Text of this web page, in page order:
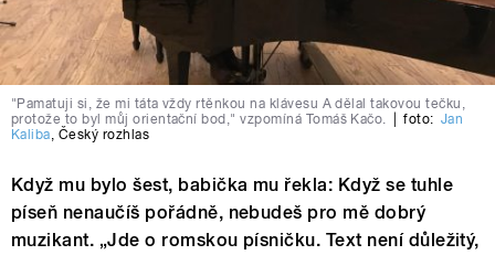
"Pamatuji si, že mi táta vždy rtěnkou na klávesu A dělal takovou tečku,
protože to byl můj orientační bod," vzpomíná Tomáš Kačo.
foto: Jan
Kaliba Český rozhlas
Když mu bylo šest, babička mu řekla: Když se tuhle
píseň nenaučíš pořádně, nebudeš pro mě dobrý
muzikant. „Jde o romskou písničku. Text není důležitý,